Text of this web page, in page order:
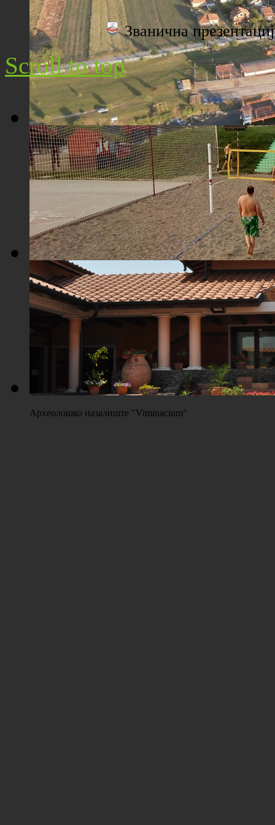
Плажа "Топољар" - Поглед са торња
Плажа "Топољар" - Поглед из ваздуха
Плажа "Топољар" - Терени на песку
Археолошко назалиште "Viminacium"
Званична
Scroll to top